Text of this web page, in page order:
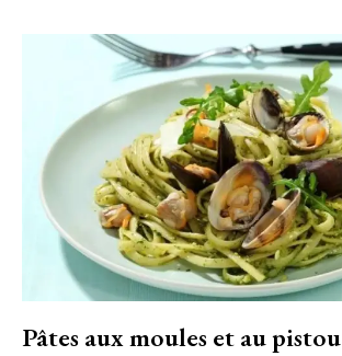
Pâtes aux moules et au pistou